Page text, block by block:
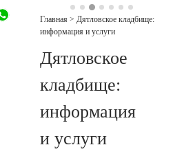
Главная > Дятловское кладбище:
информация и услуги
Дятловское
кладбище:
информация
и услуги